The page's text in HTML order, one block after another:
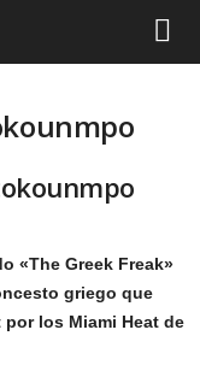
«The Greek Freak»
griego que
los Miami Heat de